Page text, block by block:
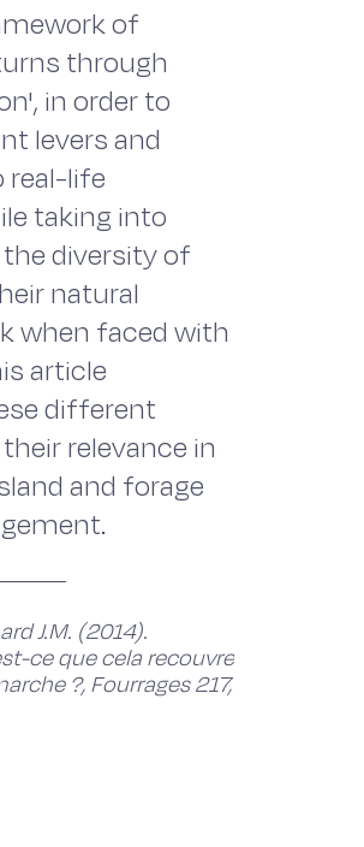
of
through
in order to
levers and
real-life
taking into
diversity of
natural
when faced with
article
different
relevance in
and forage
J.M. (2014).
ce que cela recouvre
?, Fourrages 217,